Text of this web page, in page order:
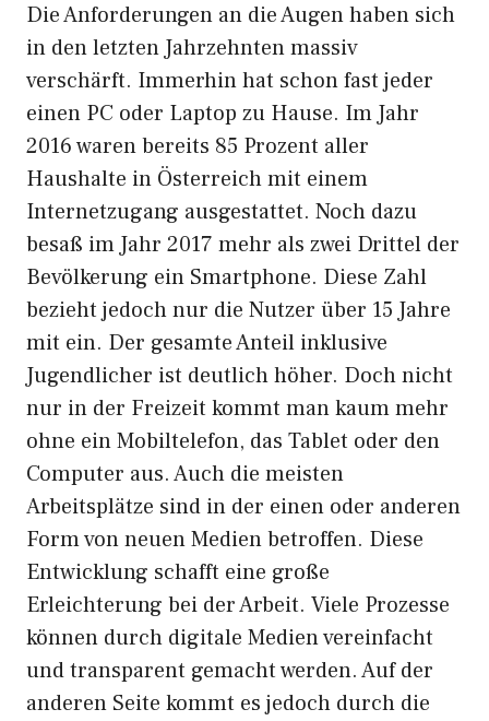
Die Anforderungen an die Augen haben sich
in den letzten Jahrzehnten massiv
verschärft. Immerhin hat schon fast jeder
einen PC oder Laptop zu Hause. Im Jahr
2016 waren bereits 85 Prozent aller
Haushalte in Österreich mit einem
Internetzugang ausgestattet. Noch dazu
besaß im Jahr 2017 mehr als zwei Drittel der
Bevölkerung ein Smartphone. Diese Zahl
bezieht jedoch nur die Nutzer über 15 Jahre
mit ein. Der gesamte Anteil inklusive
Jugendlicher ist deutlich höher. Doch nicht
nur in der Freizeit kommt man kaum mehr
ohne ein Mobiltelefon, das Tablet oder den
Computer aus. Auch die meisten
Arbeitsplätze sind in der einen oder anderen
Form von neuen Medien betroffen. Diese
Entwicklung schafft eine große
Erleichterung bei der Arbeit. Viele Prozesse
können durch digitale Medien vereinfacht
und transparent gemacht werden. Auf der
anderen Seite kommt es jedoch durch die